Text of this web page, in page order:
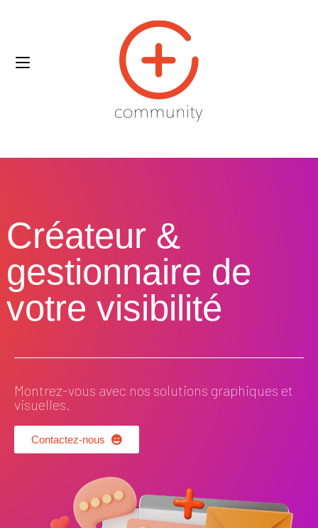
Créateur &
gestionnaire de
votre visibilité​
Montrez-vous avec nos solutions graphiques et
visuelles.
Contactez-nous